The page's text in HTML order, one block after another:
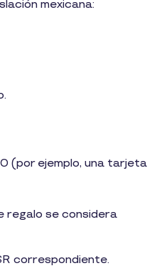
mexicana:
(por ejemplo, una tarjeta
regalo se considera
correspondiente.